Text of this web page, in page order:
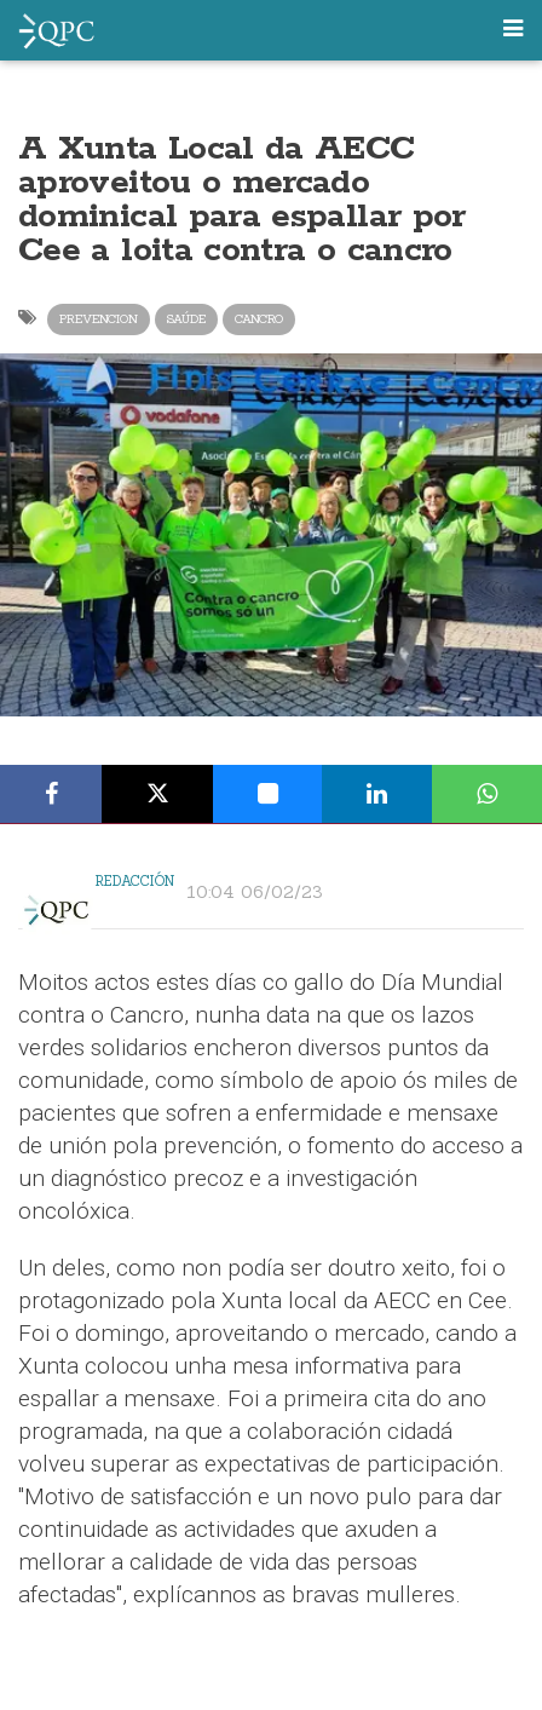
A Xunta Local da AECC
aproveitou o mercado
dominical para espallar por
Cee a loita contra o cancro
PREVENCION SAÚDE CANCRO
REDACCIÓN 10:04 06/02/23
Moitos actos estes días co gallo do Día Mundial
contra o Cancro, nunha data na que os lazos
verdes solidarios encheron diversos puntos da
comunidade, como símbolo de apoio ós miles de
pacientes que sofren a enfermidade e mensaxe
de unión pola prevención, o fomento do acceso a
un diagnóstico precoz e a investigación
oncolóxica.
Un deles, como non podía ser doutro xeito, foi o
protagonizado pola Xunta local da AECC en Cee.
Foi o domingo, aproveitando o mercado, cando a
Xunta colocou unha mesa informativa para
espallar a mensaxe. Foi a primeira cita do ano
programada, na que a colaboración cidadá
volveu superar as expectativas de participación.
"Motivo de satisfacción e un novo pulo para dar
continuidade as actividades que axuden a
mellorar a calidade de vida das persoas
afectadas", explícannos as bravas mulleres.